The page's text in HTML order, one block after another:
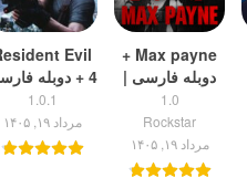
Max payne +
دوبله فارسی |
بازی مکس پین
دوبله فارسی
برای اندروید
1.0
Rockstar
مرداد ۱۹, ۱۴۰۵
Evil
4 + دوبله
| دانلود بازی
برای اندروید
1.0.1
مرداد ۱۹, ۱۴۰۵